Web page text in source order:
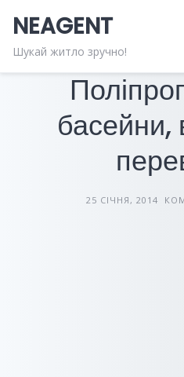
content
NEAGENT
Шукай житло зручно!
БУДІВНИЦТВО ТА
басейни,
25 СІЧНЯ, 2014